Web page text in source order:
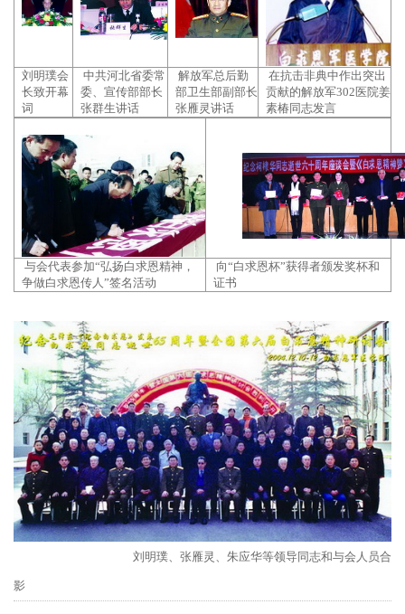
刘明璞会
长致开幕
词
中共河北省委常
委、宣传部部长
张群生讲话
解放军总后勤
部卫生部副部长
张雁灵讲话
在抗击非典中作出突出
贡献的解放军302医院姜
素椿同志发言
与会代表参加“弘扬白求恩精神，
争做白求恩传人”签名活动
向“白求恩杯”获得者颁发奖杯和
证书
刘明璞、张雁灵、朱应华等领导同志和与会人员合
影